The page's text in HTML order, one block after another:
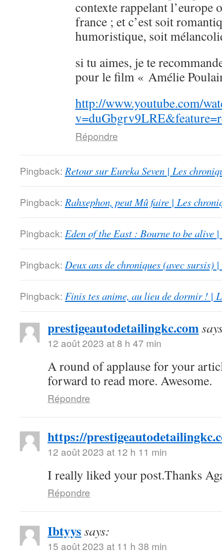
contexte rappelant l’europe
france ; et c’est soit
humoristique, soit
si tu aimes, je te
pour le film « Amélie
http://www.youtube.com/
Répondre
Pingback: Retour sur Eureka Seven | Les
Pingback: Rahxephon, peut Mû faire | Les
Pingback: Eden of the East : Bourne to be alive
Pingback: Deux ans de chroniques (avec sursis)
Pingback: Finis tes anime, au lieu de dormir ! |
prestigeautodetailingkc.com
12 août 2023 at 8 h 47 min
A round of applause for your
forward to read more. Awesome.
Répondre
https://
12 août 2023 at 12 h 11 min
I really liked your post.Thanks
Répondre
Ibtyyssays:
15 août 2023 at 11 h 38 min